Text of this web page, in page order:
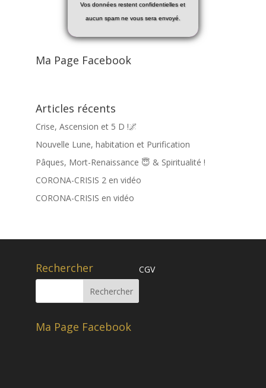
Vos données restent confidentielles et
aucun spam ne vous sera envoyé.
Ma Page Facebook
Articles récents
Crise, Ascension et 5 D !🌌
Nouvelle Lune, habitation et Purification
Pâques, Mort-Renaissance 😇 & Spiritualité !
CORONA-CRISIS 2 en vidéo
CORONA-CRISIS en vidéo
Rechercher CGV
Ma Page Facebook